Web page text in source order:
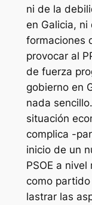
ni de la
en Galicia, ni
formaciones
provocar al
de fuerza
gobierno en
nada
situación
complica -
inicio de un
PSOE a
como
lastrar las